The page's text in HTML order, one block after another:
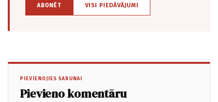
ABONĒT VISI PIEDĀVĀJUMI
PIEVIENOJIES SARUNAI
Pievieno komentāru